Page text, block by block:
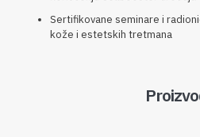
Sertifikovane seminare i
kože i estetskih tretmana